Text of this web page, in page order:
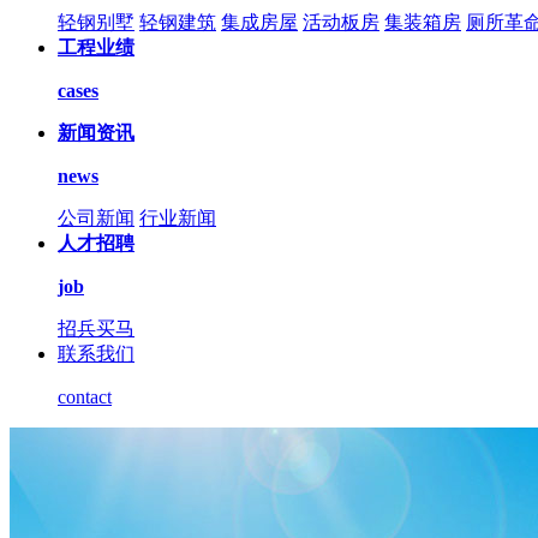
轻钢别墅 轻钢建筑 集成房屋 活动板房 集装箱房 厕所革
工程业绩
cases
新闻资讯
news
公司新闻 行业新闻
人才招聘
job
招兵买马
联系我们
contact